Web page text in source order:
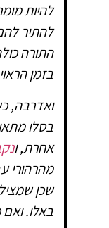
להיות
להתיר
התורה
בזמן
ואדרבה,
בסלו
אחרת, ו
מהרהורי
שכן
באלו. ואם